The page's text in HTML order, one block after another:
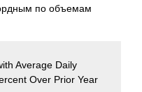
по объемам
Average Daily
Over Prior Year